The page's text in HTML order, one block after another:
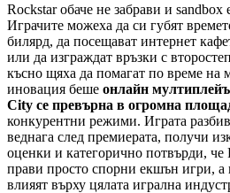
Rockstar обаче не забрави и
Играчите можеха да си губят
билярд, да посещават интернет
или да изграждат връзки с
късно щяха да помагат по време на
иновация беше онлайн
City се превърна в огромна
конкурентни режими. Играта
веднага след премиерата, получи
оценки и категорично потвърди, че
прави просто спорни екшън игри, а
влияят върху цялата игрална